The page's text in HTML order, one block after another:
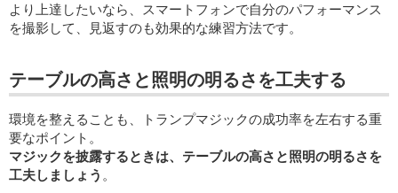
より上達したいなら、スマートフォンで自分のパフォーマンス
を撮影して、見返すのも効果的な練習方法です。
テーブルの高さと照明の明るさを工夫する
環境を整えることも、トランプマジックの成功率を左右する重
要なポイント。
マジックを披露するときは、テーブルの高さと照明の明るさを
工夫しましょう 。